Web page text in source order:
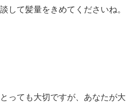
して髪量をきめてくださいね。
っても大切ですが、あなたが大